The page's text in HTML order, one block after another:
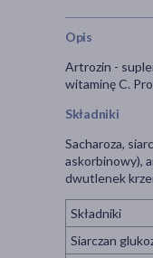
Opis
Artrozin -
witaminę C.
Składniki
Sacharoza,
askorbinowy),
dwutlenek
Składniki
Siarczan